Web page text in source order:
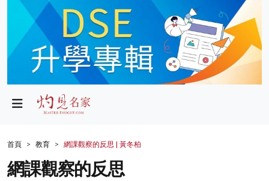
政局
財經
生活
首頁 教育 網課觀察的反思 | 黃冬柏
網課觀察的反思